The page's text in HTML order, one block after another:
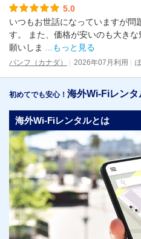
5.0
いつもお世話になっていますが問
す。 また、価格が安いのも大き
願いしま
...もっと見る
バンフ（カナダ） 2026年07月利用
初めてでも安心！ 海外Wi-Fiレン
海外Wi-Fiレンタルとは